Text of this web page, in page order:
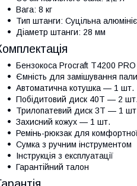
Вага: 8 кг
Тип штанги: Суцільна
Діаметр штанги: 28 мм
Бензокоса Procraft T4200
Ємність для замішування
Автоматична котушка — 1 шт.
Побідитовий диск 40Т — 2 шт.
Трилопатевий диск 3T — 1
Захисний кожух — 1 шт.
Ремінь-рюкзак для
Сумка з ручним інструментом
Інструкція з експлуатації
Гарантійний талон